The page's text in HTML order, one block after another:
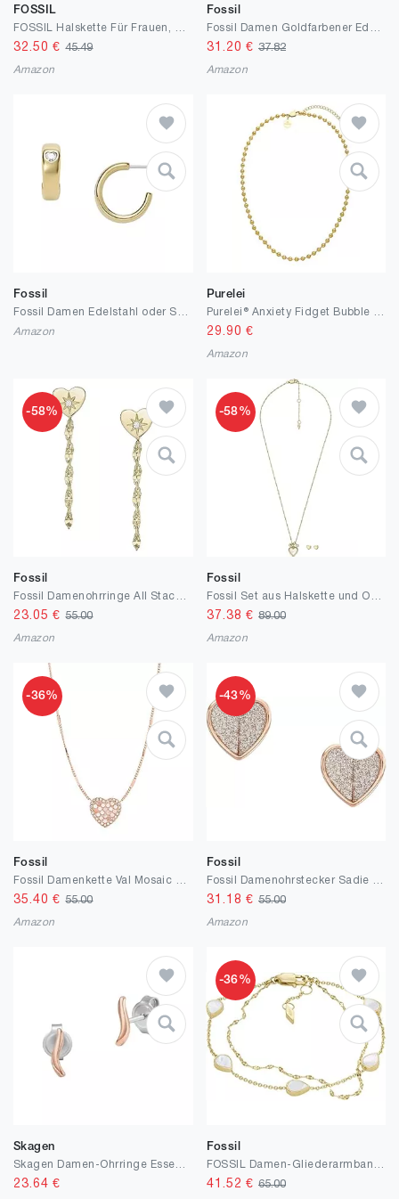
FOSSIL
32.50 €45.49
Amazon
Fossil
31.20 € 37.82
Amazon
Fossil
Amazon
Purelei
29.90 €
Amazon
-58%
Fossil
23.05 €55.00
Amazon
-58%
Fossil
37.38 € 89.00
Amazon
-36%
Fossil
35.40 €55.00
Amazon
-43%
Fossil
31.18 € 55.00
Amazon
Skagen
23.64 €
-36%
Fossil
41.52 € 65.00